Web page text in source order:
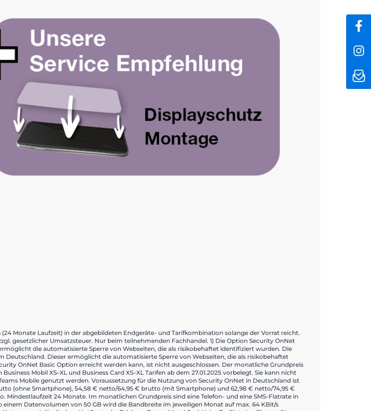
Monate Laufzeit) in der abgebildeten Endgeräte- und Tarifkombination solange der Vorrat reicht.
gesetzlicher Umsatzsteuer. Nur beim teilnehmenden Fachhandel. 1) Die Option Security OnNet
die automatisierte Sperre von Webseiten, die als risikobehaftet identifiziert wurden. Die
Deutschland. Dieser ermöglicht die automatisierte Sperre von Webseiten, die als risikobehaftet
OnNet Basic Option erreicht werden kann, ist nicht ausgeschlossen. Der monatliche Grundpreis
Mobil XS–XL und Business Card XS–XL Tarifen ab dem 27.01.2025 vorbelegt. Sie kann nicht
Mobile genutzt werden. Voraussetzung für die Nutzung von Security OnNet in Deutschland ist
(ohne Smartphone), 54,58 € netto/64,95 € brutto (mit Smartphone) und 62,98 € netto/74,95 €
24 Monate. Im monatlichen Grundpreis sind eine Telefon- und eine SMS-Flatrate in
Datenvolumen von 50 GB wird die Bandbreite im jeweiligen Monat auf max. 64 KBit/s